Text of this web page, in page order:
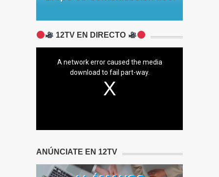
12TV EN DIRECTO
A network error caused the media
download to fail part-way.
ANÚNCIATE EN 12TV